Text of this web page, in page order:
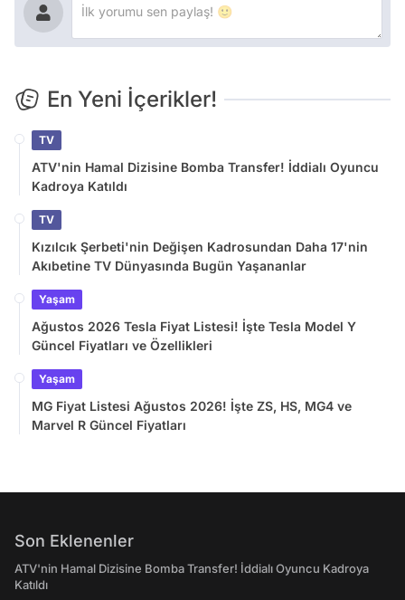
En Yeni İçerikler!
TV
ATV'nin Hamal Dizisine Bomba Transfer! İddialı Oyuncu
Kadroya Katıldı
TV
Kızılcık Şerbeti'nin Değişen Kadrosundan Daha 17'nin
Akıbetine TV Dünyasında Bugün Yaşananlar
Yaşam
Ağustos 2026 Tesla Fiyat Listesi! İşte Tesla Model Y
Güncel Fiyatları ve Özellikleri
Yaşam
MG Fiyat Listesi Ağustos 2026! İşte ZS, HS, MG4 ve
Marvel R Güncel Fiyatları
Son Eklenenler
ATV'nin Hamal Dizisine Bomba Transfer! İddialı Oyuncu Kadroya
Katıldı